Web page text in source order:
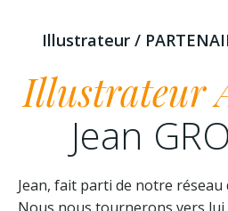
Illustrateur /
Illustrateur
Jean
Jean, fait parti de notre réseau